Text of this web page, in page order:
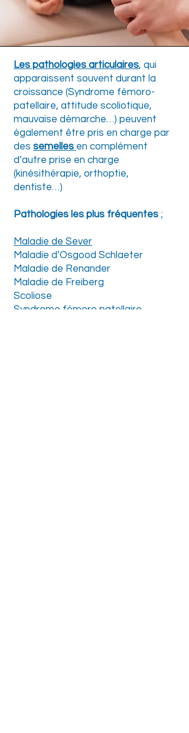
Les pathologies articulaires, qui
apparaissent souvent durant la
croissance (Syndrome fémoro-
patellaire, attitude scoliotique,
mauvaise démarche…) peuvent
également être pris en charge par
des semelles en complément
d’autre prise en charge
(kinésithérapie, orthoptie,
dentiste…)
Pathologies les plus fréquentes ;
Maladie de Sever
Maladie d’Osgood Schlaeter
Maladie de Renander
Maladie de Freiberg
Scoliose
Syndrome fémoro patellaire